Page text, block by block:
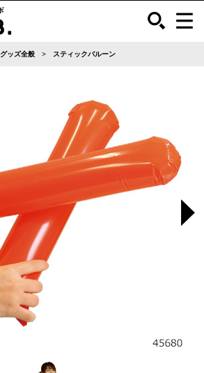
グッズ全般 スティックバルーン